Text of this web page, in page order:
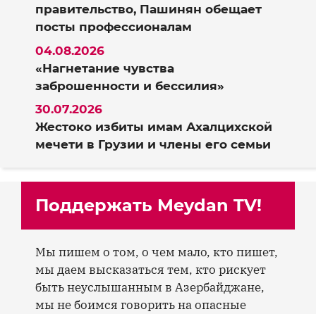
правительство, Пашинян обещает
посты профессионалам
«Нагнетание чувства
заброшенности и бессилия»
04.08.2026
Жестоко избиты имам Ахалцихской
мечети в Грузии и члены его семьи
30.07.2026
Поддержать Meydan TV!
Мы пишем о том, о чем мало, кто пишет,
мы даем высказаться тем, кто рискует
быть неуслышанным в Азербайджане,
мы не боимся говорить на опасные